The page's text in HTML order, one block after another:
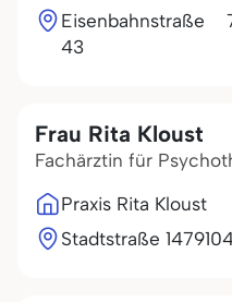
Eisenbahnstraße
43
Frau Rita Kloust
Fachärztin für
Praxis Rita Kloust
Stadtstraße 14